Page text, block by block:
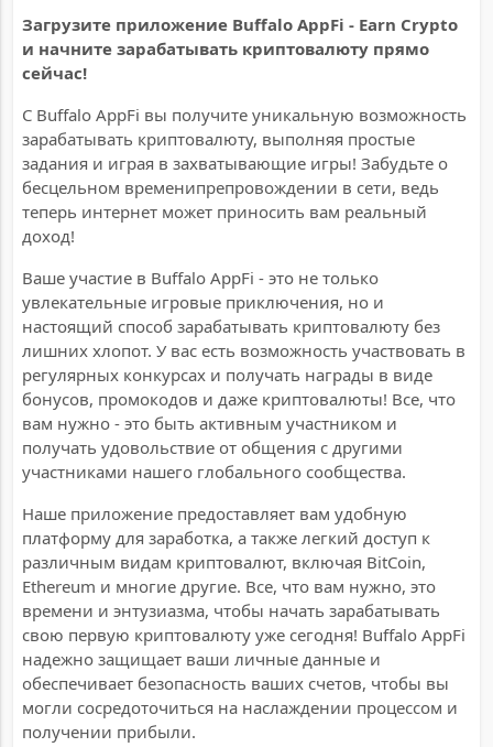
Загрузите приложение Buffalo AppFi - Earn Crypto
и начните зарабатывать криптовалюту прямо
сейчас!
С Buffalo AppFi вы получите уникальную возможность
зарабатывать криптовалюту, выполняя простые
задания и играя в захватывающие игры! Забудьте о
бесцельном временипрепровождении в сети, ведь
теперь интернет может приносить вам реальный
доход!
Ваше участие в Buffalo AppFi - это не только
увлекательные игровые приключения, но и
настоящий способ зарабатывать криптовалюту без
лишних хлопот. У вас есть возможность участвовать в
регулярных конкурсах и получать награды в виде
бонусов, промокодов и даже криптовалюты! Все, что
вам нужно - это быть активным участником и
получать удовольствие от общения с другими
участниками нашего глобального сообщества.
Наше приложение предоставляет вам удобную
платформу для заработка, а также легкий доступ к
различным видам криптовалют, включая BitCoin,
Ethereum и многие другие. Все, что вам нужно, это
времени и энтузиазма, чтобы начать зарабатывать
свою первую криптовалюту уже сегодня! Buffalo AppFi
надежно защищает ваши личные данные и
обеспечивает безопасность ваших счетов, чтобы вы
могли сосредоточиться на наслаждении процессом и
получении прибыли.